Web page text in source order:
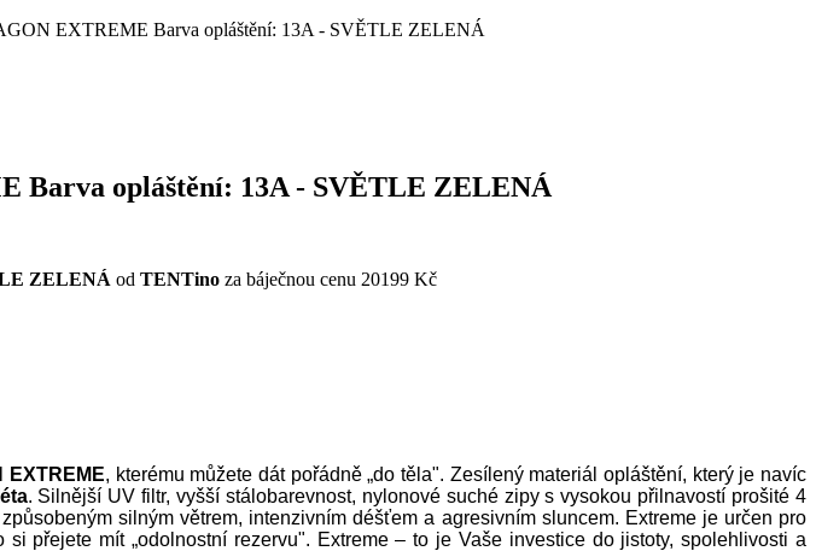
EXTREME Barva opláštění: 13A - SVĚTLE ZELENÁ
Barva opláštění: 13A - SVĚTLE ZELENÁ
ZELENÁ od TENTino za báječnou cenu 20199 Kč
EXTREME, kterému můžete dát pořádně „do těla". Zesílený materiál opláštění, který je navíc
. Silnější UV filtr, vyšší stálobarevnost, nylonové suché zipy s vysokou přilnavostí prošité 4
silným větrem, intenzivním déšťem a agresivním sluncem. Extreme je určen pro
přejete mít „odolnostní rezervu". Extreme – to je Vaše investice do jistoty, spolehlivosti a